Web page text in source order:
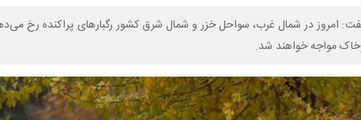
امروز در شمال غرب، سواحل خزر و شمال شرق کشور رگبارهای پراکنده رخ
مواجه خواهند شد.